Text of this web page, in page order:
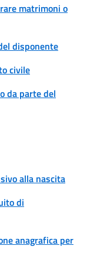
matrimoni o
disponente
civile
da parte del
alla nascita
di
anagrafica per